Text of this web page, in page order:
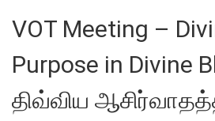
VOT Meeting –
Purpose in Divine
திவ்விய